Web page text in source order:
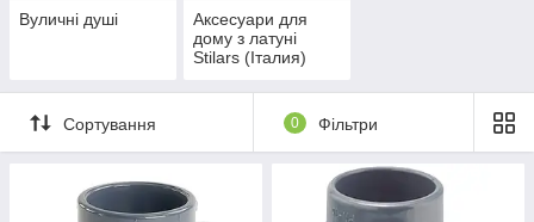
Вуличні душі
Аксесуари для
дому з латуні
Stilars (Італия)
Сортування 0 Фільтри